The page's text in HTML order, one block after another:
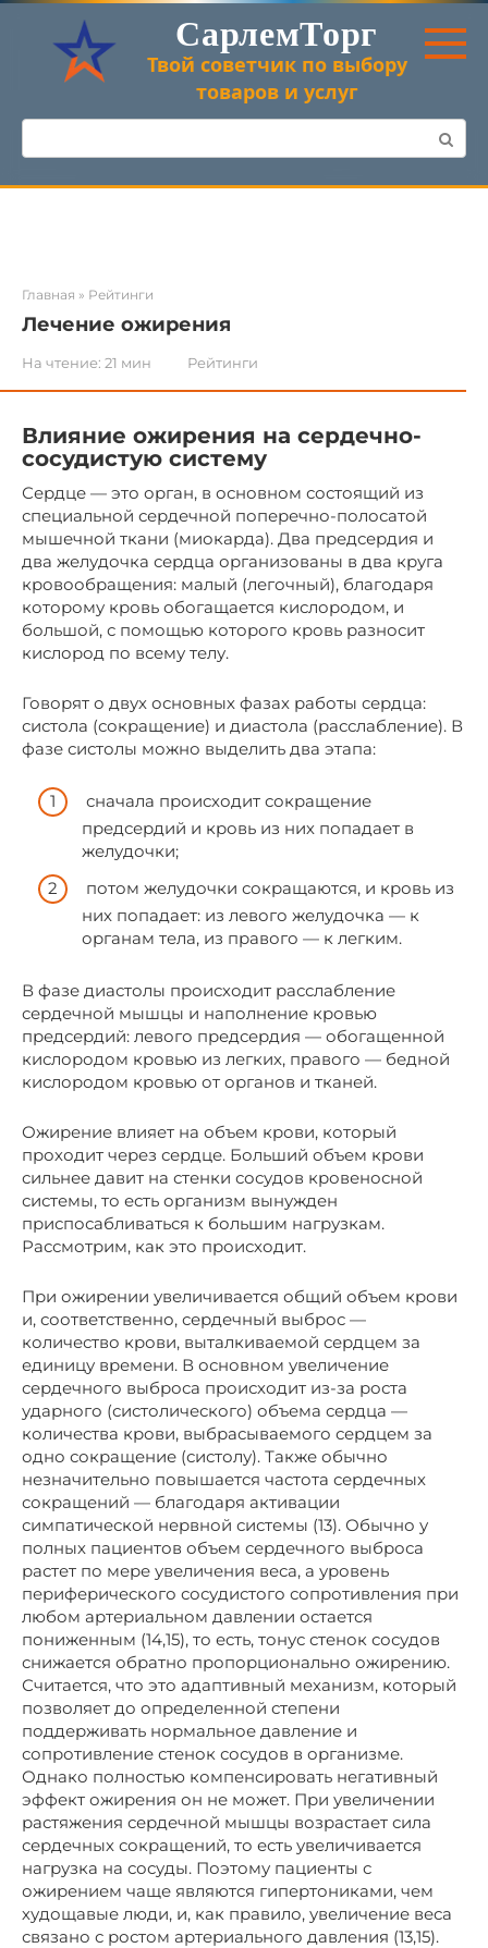
Перейти
контенту
СарлемТорг
Твой советчик по выбору
товаров и услуг
Поиск:
Главная » Рейтинги
Лечение ожирения
На чтение: 21 мин Рейтинги
Влияние ожирения на сердечно-
сосудистую систему
Сердце — это орган, в основном состоящий из
специальной сердечной поперечно-полосатой
мышечной ткани (миокарда). Два предсердия и
два желудочка сердца организованы в два круга
кровообращения: малый (легочный), благодаря
которому кровь обогащается кислородом, и
большой, с помощью которого кровь разносит
кислород по всему телу.
Говорят о двух основных фазах работы сердца:
систола (сокращение) и диастола (расслабление). В
фазе систолы можно выделить два этапа:
сначала происходит сокращение
предсердий и кровь из них попадает в
желудочки;
потом желудочки сокращаются, и кровь из
них попадает: из левого желудочка — к
органам тела, из правого — к легким.
В фазе диастолы происходит расслабление
сердечной мышцы и наполнение кровью
предсердий: левого предсердия — обогащенной
кислородом кровью из легких, правого — бедной
кислородом кровью от органов и тканей.
Ожирение влияет на объем крови, который
проходит через сердце. Больший объем крови
сильнее давит на стенки сосудов кровеносной
системы, то есть организм вынужден
приспосабливаться к большим нагрузкам.
Рассмотрим, как это происходит.
При ожирении увеличивается общий объем крови
и, соответственно, сердечный выброс —
количество крови, выталкиваемой сердцем за
единицу времени. В основном увеличение
сердечного выброса происходит из-за роста
ударного (систолического) объема сердца —
количества крови, выбрасываемого сердцем за
одно сокращение (систолу). Также обычно
незначительно повышается частота сердечных
сокращений — благодаря активации
симпатической нервной системы (13). Обычно у
полных пациентов объем сердечного выброса
растет по мере увеличения веса, а уровень
периферического сосудистого сопротивления при
любом артериальном давлении остается
пониженным (14,15), то есть, тонус стенок сосудов
снижается обратно пропорционально ожирению.
Считается, что это адаптивный механизм, который
позволяет до определенной степени
поддерживать нормальное давление и
сопротивление стенок сосудов в организме.
Однако полностью компенсировать негативный
эффект ожирения он не может. При увеличении
растяжения сердечной мышцы возрастает сила
сердечных сокращений, то есть увеличивается
нагрузка на сосуды. Поэтому пациенты с
ожирением чаще являются гипертониками, чем
худощавые люди, и, как правило, увеличение веса
связано с ростом артериального давления (13,15).